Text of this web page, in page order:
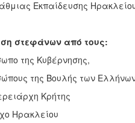
Εκπαίδευσης
στεφάνων από τους:
της Κυβέρνησης,
της Βουλής των
Κρήτης
Ηρακλείου